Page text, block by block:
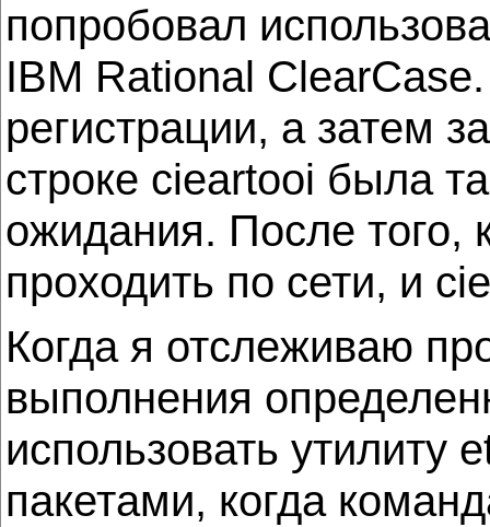
попробовал
IBM Rational
регистрации, а затем
строке cieartooi была
ожидания. После того,
проходить по сети, и
Когда я отслеживаю
выполнения
использовать утилиту
пакетами, когда